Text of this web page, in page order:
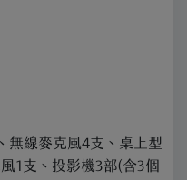
無線麥克風4支、桌上型
1支、投影機3部(含3個